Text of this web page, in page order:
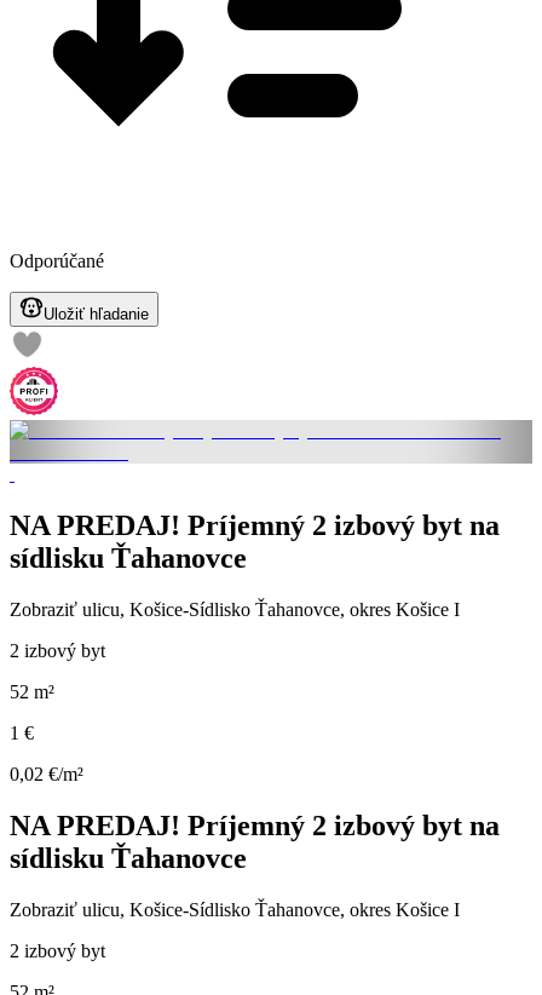
Odporúčané
Uložiť hľadanie
NA PREDAJ! Príjemný 2 izbový byt na
sídlisku Ťahanovce
Zobraziť ulicu, Košice-Sídlisko Ťahanovce, okres Košice I
2 izbový byt
52 m²
1 €
0,02 €/m²
NA PREDAJ! Príjemný 2 izbový byt na
sídlisku Ťahanovce
Zobraziť ulicu, Košice-Sídlisko Ťahanovce, okres Košice I
2 izbový byt